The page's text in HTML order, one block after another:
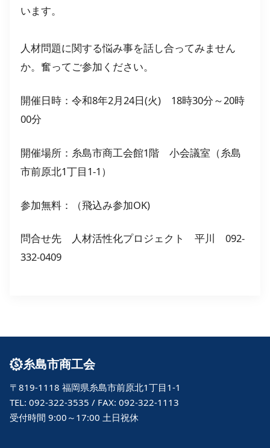
います。
人材問題に関する悩み事を話し合ってみません
か。奮ってご参加ください。
開催日時：令和8年2月24日(火) 18時30分～20時
00分
開催場所：糸島市商工会館1階 小会議室（糸島
市前原北1丁目1-1）
参加無料：（飛込み参加OK)
問合せ先 人材活性化プロジェクト 平川 092-
332-0409
糸島市商工会
〒819-1118 福岡県糸島市前原北1丁目1-1
TEL: 092-322-3535 / FAX: 092-322-1113
受付時間 9:00～17:00 土日祝休